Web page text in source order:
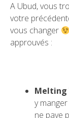
A Ubud, vous
votre
vous changer
approuvés :
Melting
y
ne paye